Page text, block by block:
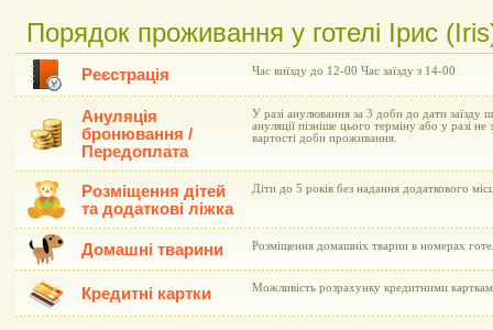
Порядок проживання у готелі Ірис
Реєстрація Час виїзду до 12-00 Час заїзду з 14-00
Ануляція
бронювання /
Передоплата
У разі анулювання за 3 доби до дати заїзду
ануляції пізніше цього терміну або у разі не
вартості доби проживання.
Розміщення дітей
та додаткові ліжка
Діти до 5 років без надання додаткового
Домашні тварини Розміщення домашніх тварин в номерах
Кредитні картки Можливість розрахунку кредитними